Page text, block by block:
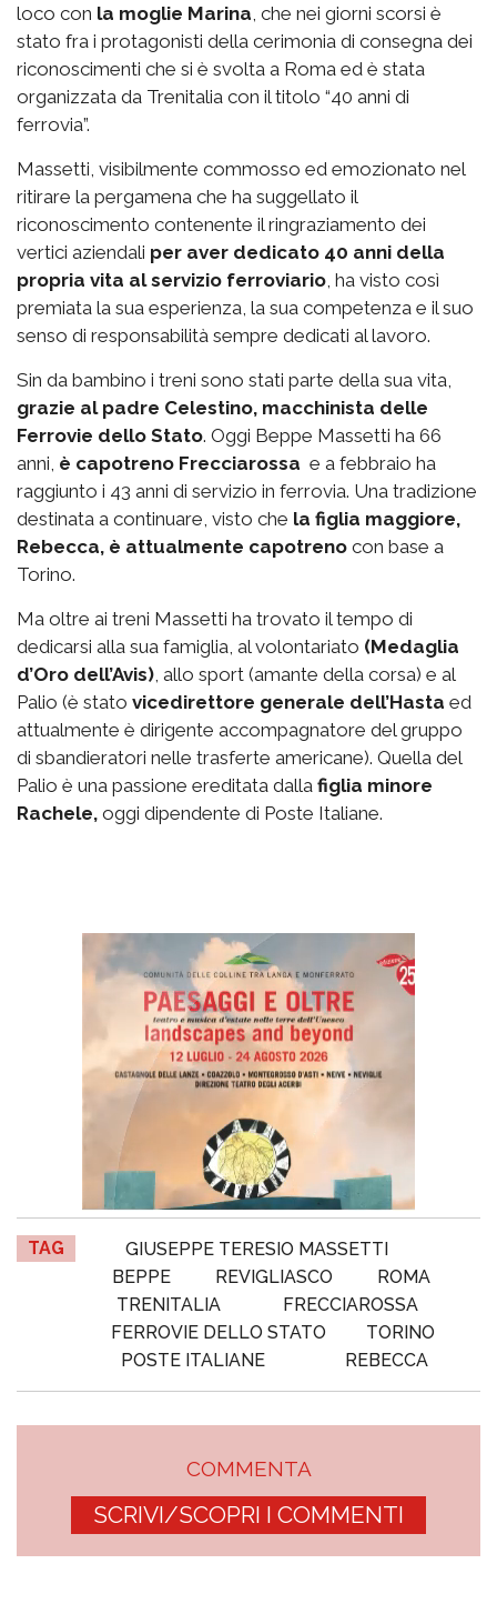
loco con la moglie Marina , che nei giorni scorsi è
stato fra i protagonisti della cerimonia di consegna dei
riconoscimenti che si è svolta a Roma ed è stata
organizzata da Trenitalia con il titolo “40 anni di
ferrovia”.
Massetti, visibilmente commosso ed emozionato nel
ritirare la pergamena che ha suggellato il
riconoscimento contenente il ringraziamento dei
vertici aziendali per aver dedicato 40 anni della
propria vita al servizio ferroviario , ha visto così
premiata la sua esperienza, la sua competenza e il suo
senso di responsabilità sempre dedicati al lavoro.
Sin da bambino i treni sono stati parte della sua vita,
grazie al padre Celestino, macchinista delle
Ferrovie dello Stato. Oggi Beppe Massetti ha 66
anni, è capotreno Frecciarossa e a febbraio ha
raggiunto i 43 anni di servizio in ferrovia. Una tradizione
destinata a continuare, visto che la figlia maggiore,
Rebecca, è attualmente capotreno con base a
Torino.
Ma oltre ai treni Massetti ha trovato il tempo di
dedicarsi alla sua famiglia, al volontariato (Medaglia
d’Oro dell’Avis) , allo sport (amante della corsa) e al
Palio (è stato vicedirettore generale dell’Hasta ed
attualmente è dirigente accompagnatore del gruppo
di sbandieratori nelle trasferte americane). Quella del
Palio è una passione ereditata dalla figlia minore
Rachele, oggi dipendente di Poste Italiane.
TAG
GIUSEPPE TERESIO MASSETTI
BEPPE
REVIGLIASCO
ROMA
TRENITALIA
FRECCIAROSSA
FERROVIE DELLO STATO
TORINO
POSTE ITALIANE
REBECCA
COMMENTA
SCRIVI/SCOPRI I COMMENTI